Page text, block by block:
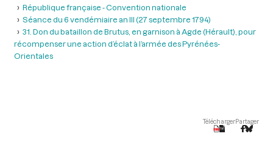
République française - Convention nationale
Séance du 6 vendémiaire an III (27 septembre 1794)
31. Don du bataillon de Brutus, en garnison à Agde (Hérault), pour
récompenser une action d’éclat à l’armée des Pyrénées-
Orientales
TéléchargerPartager